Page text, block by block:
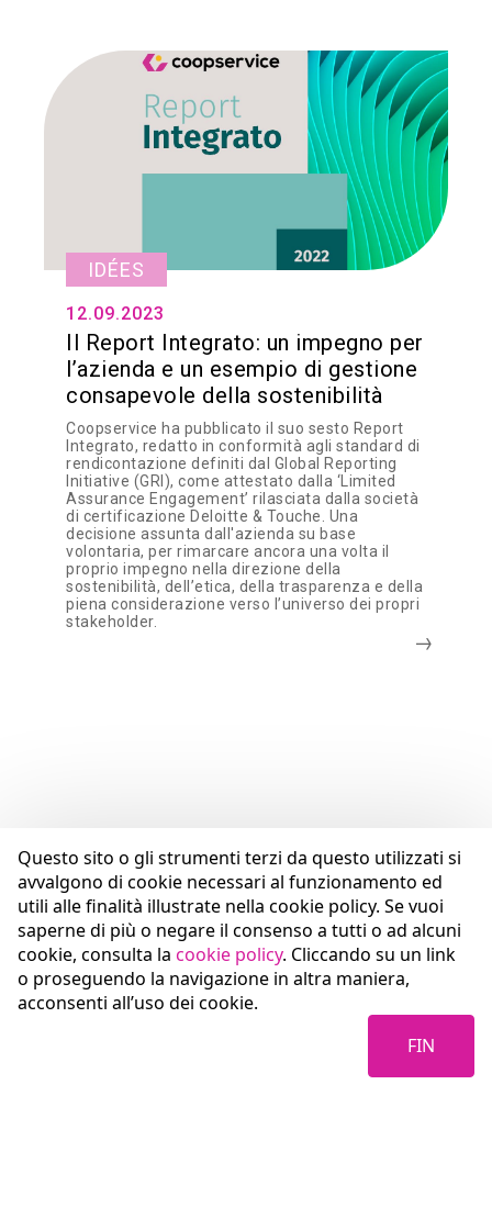
Questo sito o gli strumenti terzi da questo utilizzati si
avvalgono di cookie necessari al funzionamento ed
utili alle finalità illustrate nella cookie policy. Se vuoi
saperne di più o negare il consenso a tutti o ad alcuni
cookie, consulta la cookie policy. Cliccando su un link
o proseguendo la navigazione in altra maniera,
acconsenti all’uso dei cookie.
FIN
IDÉES
12.09.2023
Il Report Integrato: un impegno per
l’azienda e un esempio di gestione
consapevole della sostenibilità
Coopservice ha pubblicato il suo sesto Report
Integrato, redatto in conformità agli standard di
rendicontazione definiti dal Global Reporting
Initiative (GRI), come attestato dalla ‘Limited
Assurance Engagement’ rilasciata dalla società
di certificazione Deloitte & Touche. Una
decisione assunta dall'azienda su base
volontaria, per rimarcare ancora una volta il
proprio impegno nella direzione della
sostenibilità, dell’etica, della trasparenza e della
piena considerazione verso l’universo dei propri
stakeholder.